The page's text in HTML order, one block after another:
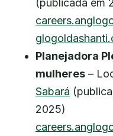
(publicada em
Planejadora
mulheres –
Sabará
2025)